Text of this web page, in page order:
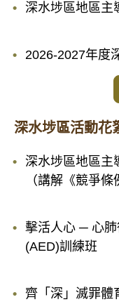
深水埗區地區主
2026-2027年度
深水埗區活動花
深水埗區地區主
（講解《競爭條
擊活人心 ─ 心
(AED)訓練班
齊「深」滅罪體